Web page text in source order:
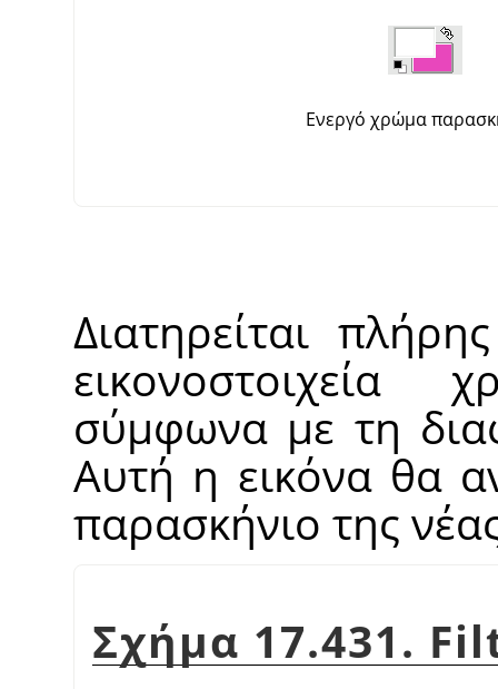
Ενεργό χρώμα
Διατηρείται
εικονοστοιχεία
σύμφωνα με τη
Αυτή η εικόνα θα
παρασκήνιο της
Σχήμα 17.431.